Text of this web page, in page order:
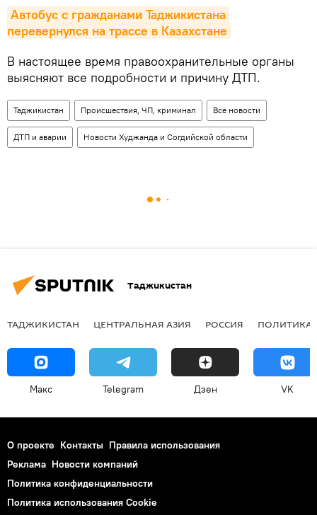
Автобус с гражданами Таджикистана
перевернулся на трассе в Казахстане
В настоящее время правоохранительные органы
выясняют все подробности и причину ДТП.
Таджикистан Происшествия, ЧП, криминал Все новости
ДТП и аварии Новости Худжанда и Согдийской области
Таджикистан
ТАДЖИКИСТАН ЦЕНТРАЛЬНАЯ АЗИЯ РОССИЯ ПОЛИТИКА
Макс Telegram Дзен VK
О проекте Контакты Правила использования
Реклама Новости компаний
Политика конфиденциальности
Политика использования Cookie